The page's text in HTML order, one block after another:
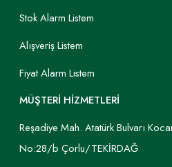
Stok Alarm Listem
Alışveriş Listem
Fiyat Alarm Listem
MÜŞTERİ HİZMETLERİ
Reşadiye Mah. Atatürk Bulvarı
No:28/b Çorlu/TEKİRDAĞ